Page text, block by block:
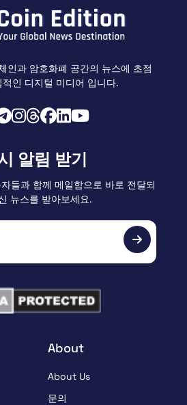
인과 암호화폐 공간의 뉴스에 초점
인 디지털 미디어 입니다.
About
About Us
문의
알림 받기
들과 함께 메일함으로 바로 전달되
뉴스를 받아보세요.